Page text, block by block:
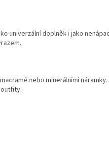
univerzální doplněk i jako
nebo minerálními náramky.